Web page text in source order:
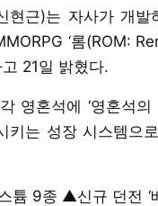
현근)는 자사가 개
‘롬(ROM:
21일 밝혔다.
각 영혼석에 ‘영혼석
키는 성장 시스템으
튬 9종 ▲신규 던전